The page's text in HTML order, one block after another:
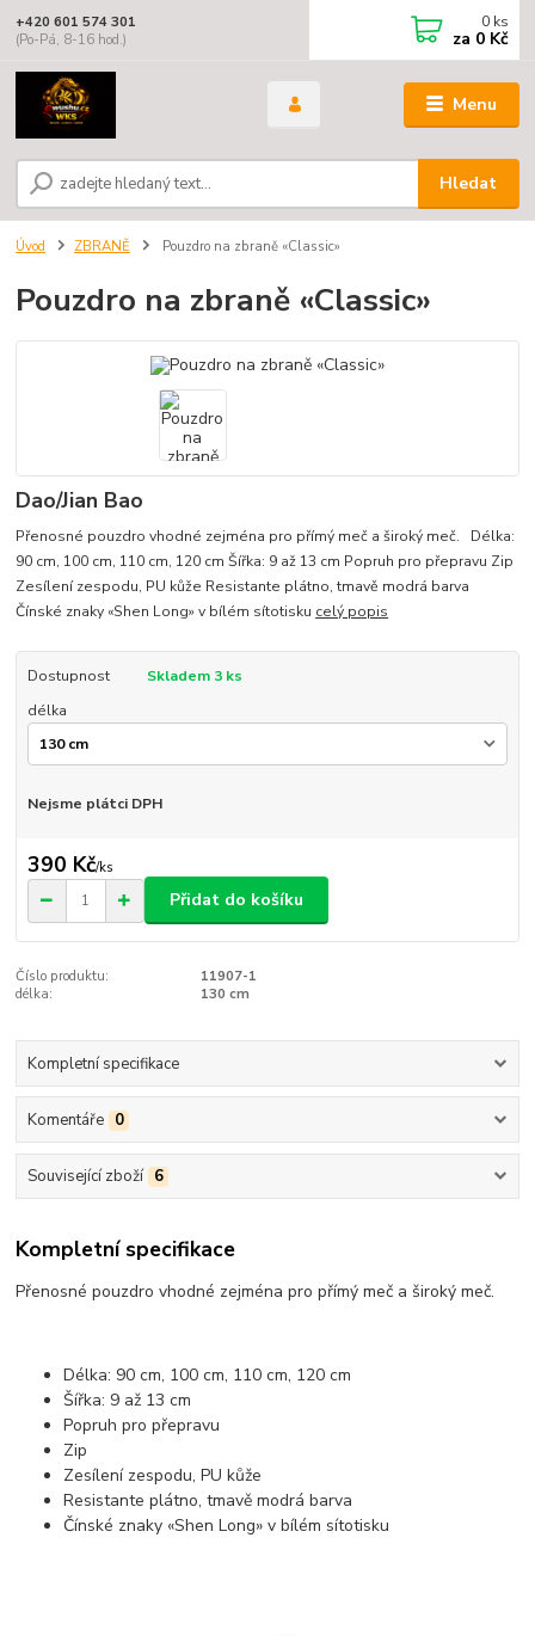
Menu
Hledat
+420 601 574 301
(Po-Pá, 8-16 hod.)
0 ks
za 0 Kč
Úvod ZBRANĚ Pouzdro na zbraně «Classic»
Pouzdro na zbraně «Classic»
Dao/Jian Bao
Přenosné pouzdro vhodné zejména pro přímý meč a široký meč. Délka:
90 cm, 100 cm, 110 cm, 120 cm Šířka: 9 až 13 cm Popruh pro přepravu Zip
Zesílení zespodu, PU kůže Resistante plátno, tmavě modrá barva
Čínské znaky «Shen Long» v bílém sítotisku celý popis
Dostupnost
Skladem 3 ks
délka
Nejsme plátci DPH
390 Kč/ks
Přidat do košíku
Číslo produktu:
11907-1
délka:
130 cm
Kompletní specifikace
Komentáře 0
Související zboží 6
Kompletní specifikace
Přenosné pouzdro vhodné zejména pro přímý meč a široký meč.
Délka: 90 cm, 100 cm, 110 cm, 120 cm
Šířka: 9 až 13 cm
Popruh pro přepravu
Zip
Zesílení zespodu, PU kůže
Resistante plátno, tmavě modrá barva
Čínské znaky «Shen Long» v bílém sítotisku